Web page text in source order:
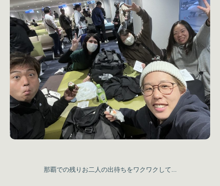
那覇での残りお二人の出待ちをワクワクして…